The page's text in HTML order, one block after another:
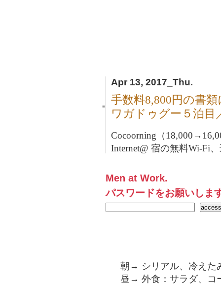
Apr 13, 2017_Thu.
■
手数料8,800円の書
ワガドゥグー５泊
Cocoorning（
Internet@ 宿の無料Wi-Fi
Men at Work.
パスワードをお願いしま
朝→ シリアル、冷えた
昼→ 外食：サラダ、コ